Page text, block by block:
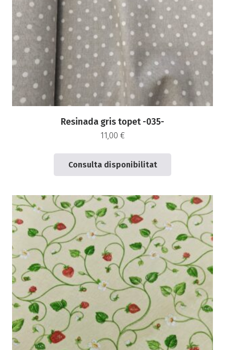
Resinada gris topet -035-
11,00 €
Consulta disponibilitat